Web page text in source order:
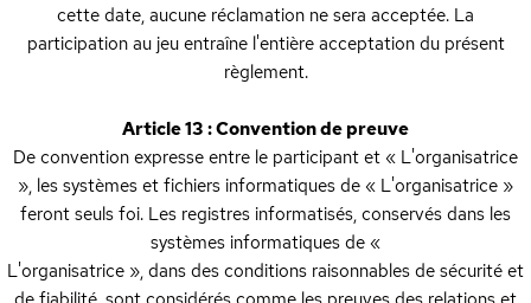
cette date, aucune réclamation ne sera acceptée. La
participation au jeu entraîne l'entière acceptation du présent
règlement.
Article 13 : Convention de preuve
De convention expresse entre le participant et « L'organisatrice
», les systèmes et fichiers informatiques de « L'organisatrice »
feront seuls foi. Les registres informatisés, conservés dans les
systèmes informatiques de «
L'organisatrice », dans des conditions raisonnables de sécurité et